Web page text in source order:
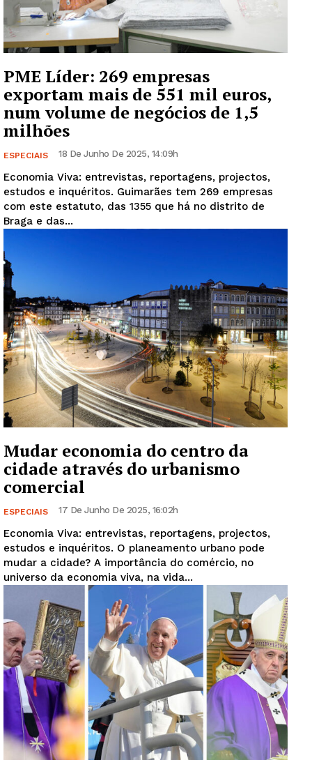
Guimarães, agora!
SUBSCREVA JÁ!
Institucional
Artigos
Edição Digital
Europa
Grande Entrevista
Publicidade
Quero ser Assinante
PME Líder: 269 empresas
exportam mais de 551 mil euros,
num volume de negócios de 1,5
milhões
ESPECIAIS 18 De Junho De 2025, 14:09h
Economia Viva: entrevistas, reportagens, projectos,
estudos e inquéritos. Guimarães tem 269 empresas
com este estatuto, das 1355 que há no distrito de
Braga e das...
Mudar economia do centro da
cidade através do urbanismo
comercial
ESPECIAIS 17 De Junho De 2025, 16:02h
Economia Viva: entrevistas, reportagens, projectos,
estudos e inquéritos. O planeamento urbano pode
mudar a cidade? A importância do comércio, no
universo da economia viva, na vida...